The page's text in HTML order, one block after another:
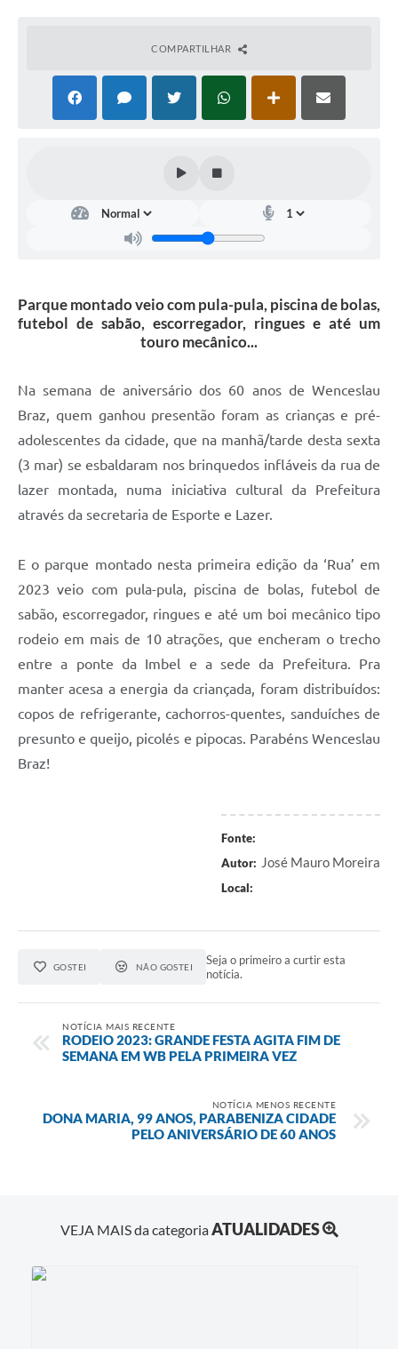
COMPARTILHAR
Parque montado veio com pula-pula, piscina de bolas,
futebol de sabão, escorregador, ringues e até um
touro mecânico...
Na semana de aniversário dos 60 anos de Wenceslau
Braz, quem ganhou presentão foram as crianças e pré-
adolescentes da cidade, que na manhã/tarde desta sexta
(3 mar) se esbaldaram nos brinquedos infláveis da rua de
lazer montada, numa iniciativa cultural da Prefeitura
através da secretaria de Esporte e Lazer.
E o parque montado nesta primeira edição da ‘Rua’ em
2023 veio com pula-pula, piscina de bolas, futebol de
sabão, escorregador, ringues e até um boi mecânico tipo
rodeio em mais de 10 atrações, que encheram o trecho
entre a ponte da Imbel e a sede da Prefeitura. Pra
manter acesa a energia da criançada, foram distribuídos:
copos de refrigerante, cachorros-quentes, sanduíches de
presunto e queijo, picolés e pipocas. Parabéns Wenceslau
Braz!
Fonte:
Autor: José Mauro Moreira
Local:
GOSTEI NÃO GOSTEI
Seja o primeiro a curtir esta
notícia.
NOTÍCIA MAIS RECENTE
RODEIO 2023: GRANDE FESTA AGITA FIM DE
SEMANA EM WB PELA PRIMEIRA VEZ
NOTÍCIA MENOS RECENTE
DONA MARIA, 99 ANOS, PARABENIZA CIDADE
PELO ANIVERSÁRIO DE 60 ANOS
VEJA MAIS da categoriaATUALIDADES